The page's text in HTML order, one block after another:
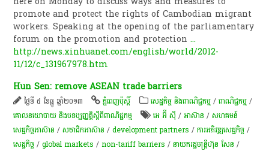
promote and protect the rights of Cambodian migrant
workers. Speaking at the opening of the parliamentary
forum on the promotion and protection...
http://news.xinhuanet.com/english/world/2012-
11/12/c_131967978.htm
Hun Sen: remove ASEAN trade barriers
ថ្ងៃទី ៥ ខែធ្នូ ឆ្នាំ២០១៣ ភ្នំពេញប៉ុស្តិ៍ សេដ្ឋកិច្ច និងពាណិជ្ជកម្ម /ពាណិជ្ជកម្ម /
គោលនយោបាយ និងបទប្បញ្ញត្តិស្តីពីពាណិជ្ជកម្ម
អេ អ៊ី ស៊ី /អាស៊ាន /សហគមន៍​
សេដ្ឋកិច្ច​អាស៊ាន /សមាជិកអាស៊ាន /development partners /ការ​អភិវឌ្ឍ​សេដ្ឋកិច្ច /
សេដ្ឋកិច្ច /global markets /non-tariff barriers /នាយករដ្ឋមន្ត្រីហ៊ុន សែន /